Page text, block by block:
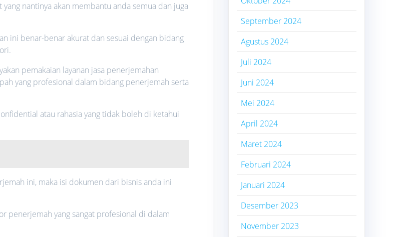
nantinya akan membantu anda semua dan juga
ini benar-benar akurat dan sesuai dengan bidang
pemakaian layanan jasa penerjemahan
yang profesional dalam bidang penerjemah serta
atau rahasia yang tidak boleh di ketahui
ini, maka isi dokumen dari bisnis anda ini
penerjemah yang sangat profesional di dalam
September 2024
Agustus 2024
Juli 2024
Juni 2024
Mei 2024
April 2024
Maret 2024
Februari 2024
Januari 2024
Desember 2023
November 2023